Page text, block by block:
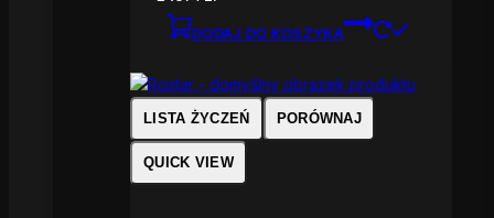
DODAJ DO KOSZYKA
LISTA ŻYCZEŃ PORÓWNAJ
QUICK VIEW